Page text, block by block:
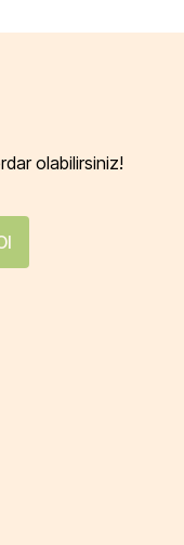
olabilirsiniz!